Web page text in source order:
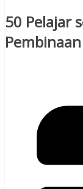
50 Pelajar